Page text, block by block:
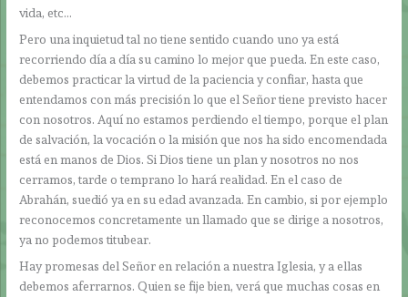
vida, etc…
Pero una inquietud tal no tiene sentido cuando uno ya está
recorriendo día a día su camino lo mejor que pueda. En este caso,
debemos practicar la virtud de la paciencia y confiar, hasta que
entendamos con más precisión lo que el Señor tiene previsto hacer
con nosotros. Aquí no estamos perdiendo el tiempo, porque el plan
de salvación, la vocación o la misión que nos ha sido encomendada
está en manos de Dios. Si Dios tiene un plan y nosotros no nos
cerramos, tarde o temprano lo hará realidad. En el caso de
Abrahán, suedió ya en su edad avanzada. En cambio, si por ejemplo
reconocemos concretamente un llamado que se dirige a nosotros,
ya no podemos titubear.
Hay promesas del Señor en relación a nuestra Iglesia, y a ellas
debemos aferrarnos. Quien se fije bien, verá que muchas cosas en